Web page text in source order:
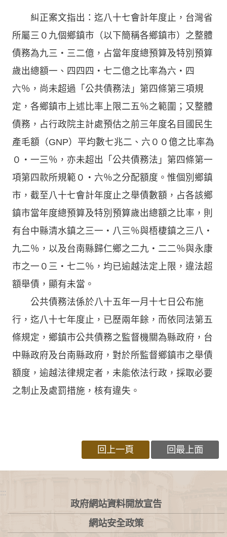
糾正案文指出：迄八十七會計年度止，台灣省
所屬三０九個鄉鎮市（以下簡稱各鄉鎮市）之整體
債務為九三‧三二億，占當年度總預算及特別預算
歲出總額一、四四四‧七二億之比率為六‧四
六％，尚未超過「公共債務法」第四條第三項規
定，各鄉鎮市上述比率上限二五％之範圍；又整體
債務，占行政院主計處預估之前三年度名目國民生
產毛額（GNP）平均數七兆二、六００億之比率為
０‧一三％，亦未超出「公共債務法」第四條第一
項第四款所規範０‧六％之分配額度。惟個別鄉鎮
市，截至八十七會計年度止之舉債數額，占各該鄉
鎮市當年度總預算及特別預算歲出總額之比率，則
有台中縣清水鎮之三一‧八三％與梧棲鎮之三八‧
九二％，以及台南縣歸仁鄉之二九‧二二％與永康
市之一０三‧七二％，均已逾越法定上限，違法超
額舉債，顯有未當。
公共債務法係於八十五年一月十七日公布施
行，迄八十七年度止，已歷兩年餘，而依同法第五
條規定，鄉鎮市公共債務之監督機關為縣政府，台
中縣政府及台南縣政府，對於所監督鄉鎮市之舉債
額度，逾越法律規定者，未能依法行政，採取必要
之制止及處罰措施，核有違失。
回上一頁 回最上面
:::
政府網站資料開放宣告
網站安全政策